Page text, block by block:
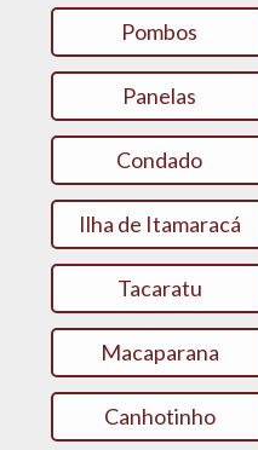
Pombos
Panelas
Condado
Ilha de Itamaracá
Tacaratu
Macaparana
Canhotinho